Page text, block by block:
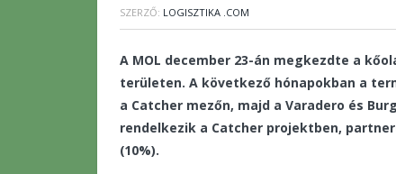
SZERZŐ: LOGISZTIKA .COM
A MOL december 23-án megkezdte a
területen. A következő hónapokban a
a Catcher mezőn, majd a Varadero és
rendelkezik a Catcher projektben,
(10%).